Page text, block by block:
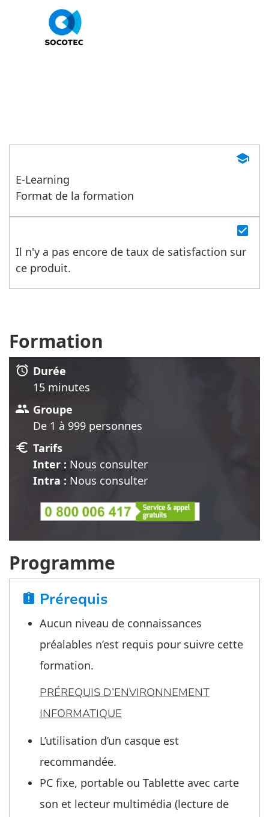
E-Learning
Format de la formation
school
Il n'y a pas encore de taux de satisfaction sur
ce produit.
check_box
Formation
alarm Durée
15 minutes
group Groupe
De 1 à 999 personnes
euro Tarifs
Inter : Nous consulter
Intra : Nous consulter
Programme
assignment_late Prérequis
Aucun niveau de connaissances
préalables n’est requis pour suivre cette
formation.
PRÉREQUIS D’ENVIRONNEMENT
INFORMATIQUE
L’utilisation d’un casque est
recommandée.
PC fixe, portable ou Tablette avec carte
son et lecteur multimédia (lecture de